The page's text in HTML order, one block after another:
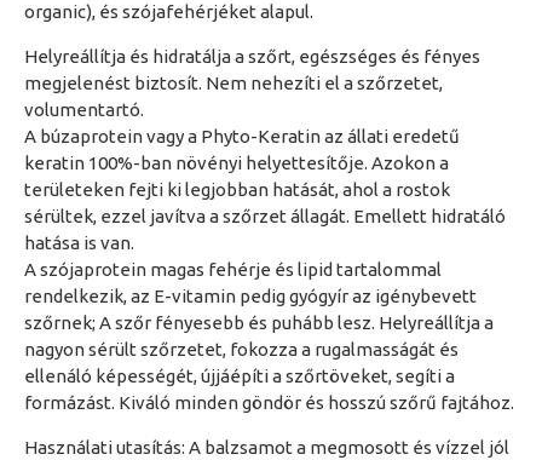
organic), és szójafehérjéket alapul.
Helyreállítja és hidratálja a szőrt, egészséges és fényes
megjelenést biztosít. Nem nehezíti el a szőrzetet,
volumentartó.
A búzaprotein vagy a Phyto-Keratin az állati eredetű
keratin 100%-ban növényi helyettesítője. Azokon a
területeken fejti ki legjobban hatását, ahol a rostok
sérültek, ezzel javítva a szőrzet állagát. Emellett hidratáló
hatása is van.
A szójaprotein magas fehérje és lipid tartalommal
rendelkezik, az E-vitamin pedig gyógyír az igénybevett
szőrnek; A szőr fényesebb és puhább lesz. Helyreállítja a
nagyon sérült szőrzetet, fokozza a rugalmasságát és
ellenáló képességét, újjáépíti a szőrtöveket, segíti a
formázást. Kiváló minden göndör és hosszú szőrű fajtához.
Használati utasítás: A balzsamot a megmosott és vízzel jól